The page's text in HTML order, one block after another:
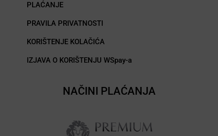
PLAĆANJE
PRAVILA PRIVATNOSTI
KORIŠTENJE KOLAČIĆA
IZJAVA O KORIŠTENJU WSpay-a
NAČINI PLAĆANJA